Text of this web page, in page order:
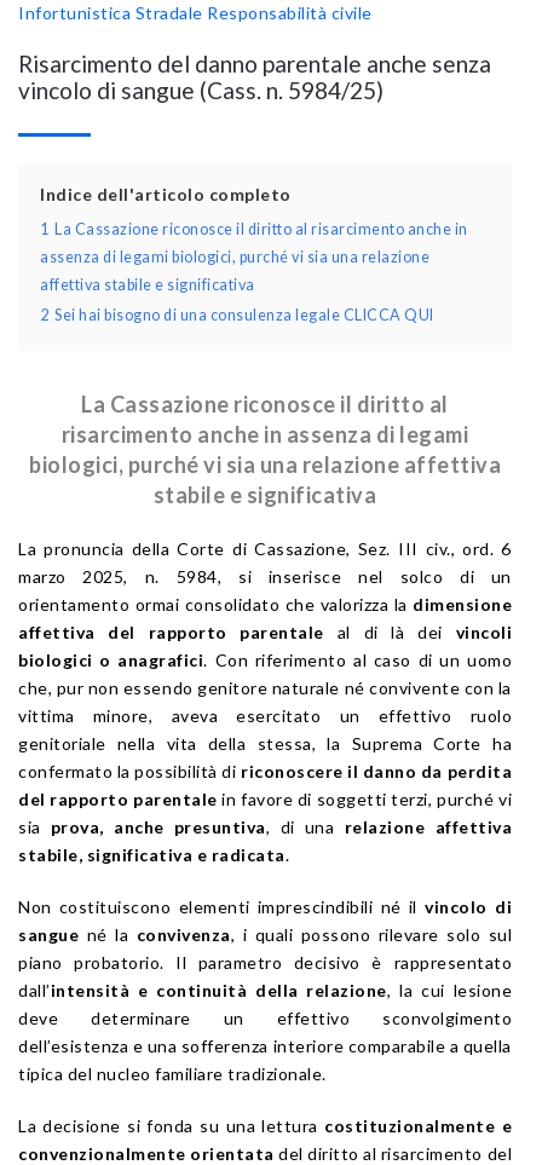
Infortunistica Stradale Responsabilità civile
Risarcimento del danno parentale anche senza
vincolo di sangue (Cass. n. 5984/25)
Indice dell'articolo completo
1
La Cassazione riconosce il diritto al risarcimento anche in
assenza di legami biologici, purché vi sia una relazione
affettiva stabile e significativa
2 Sei hai bisogno di una consulenza legale CLICCA QUI
La Cassazione riconosce il diritto al
risarcimento anche in assenza di legami
biologici, purché vi sia una relazione affettiva
stabile e significativa
La pronuncia della Corte di Cassazione, Sez. III civ., ord. 6
marzo 2025, n. 5984, si inserisce nel solco di un
orientamento ormai consolidato che valorizza la dimensione
affettiva del rapporto parentale al di là dei vincoli
biologici o anagrafici. Con riferimento al caso di un uomo
che, pur non essendo genitore naturale né convivente con la
vittima minore, aveva esercitato un effettivo ruolo
genitoriale nella vita della stessa, la Suprema Corte ha
confermato la possibilità di riconoscere il danno da perdita
del rapporto parentale in favore di soggetti terzi, purché vi
sia prova, anche presuntiva, di una relazione affettiva
stabile, significativa e radicata.
Non costituiscono elementi imprescindibili né ilvincolo di
sangue né la convivenza, i quali possono rilevare solo sul
piano probatorio. Il parametro decisivo è rappresentato
dall’intensità e continuità della relazione, la cui lesione
deve determinare un effettivo sconvolgimento
dell’esistenza e una sofferenza interiore comparabile a quella
tipica del nucleo familiare tradizionale.
La decisione si fonda su una lettura costituzionalmente e
convenzionalmente orientata del diritto al risarcimento del